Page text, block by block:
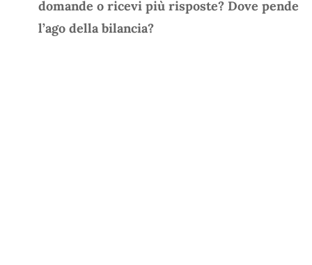
domande o ricevi più risposte? Dove pende
l’ago della bilancia?